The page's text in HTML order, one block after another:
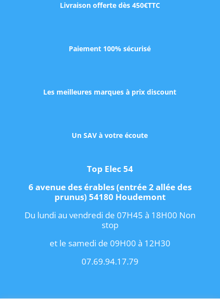
Livraison offerte dès 450€TTC
Paiement 100% sécurisé
Les meilleures marques à prix discount
Un SAV à votre écoute
Top Elec 54
6 avenue des érables (entrée 2 allée des
prunus) 54180 Houdemont
Du lundi au vendredi de 07H45 à 18H00 Non
stop
et le samedi de 09H00 à 12H30
07.69.94.17.79